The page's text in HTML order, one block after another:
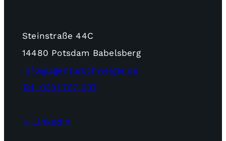
Steinstraße 44C
14480 Potsdam Babelsberg
info@agenturschweiger.de
Tel. 0331 707 007
⤷ LinkedIn